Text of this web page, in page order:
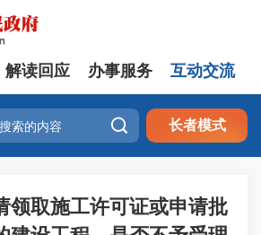
解读回应 办事服务 互动交流
 长者模式
领取施工许可证或申请批